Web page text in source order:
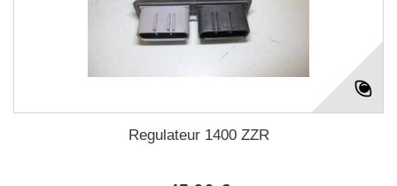
Regulateur 1400 ZZR